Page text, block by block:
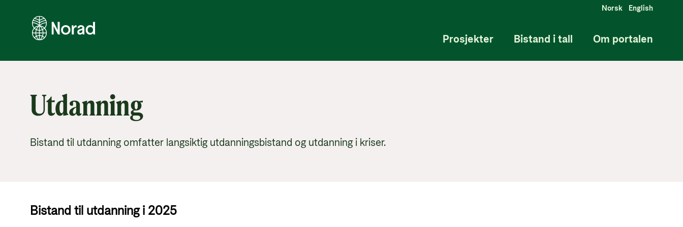
Norsk English
Prosjekter Bistand i tall Om portalen
Utdanning
Bistand til utdanning omfatter langsiktig utdanningsbistand og utdanning i kriser.
Bistand til utdanning i 2025